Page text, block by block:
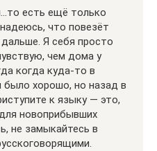
есть ещё только
что повезёт
Я себя просто
чем дома у
когда куда-то в
хорошо, но назад в
к языку — это,
новоприбывших
не замыкайтесь в